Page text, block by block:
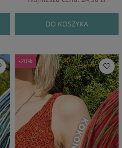
DO KOSZYKA
-20%